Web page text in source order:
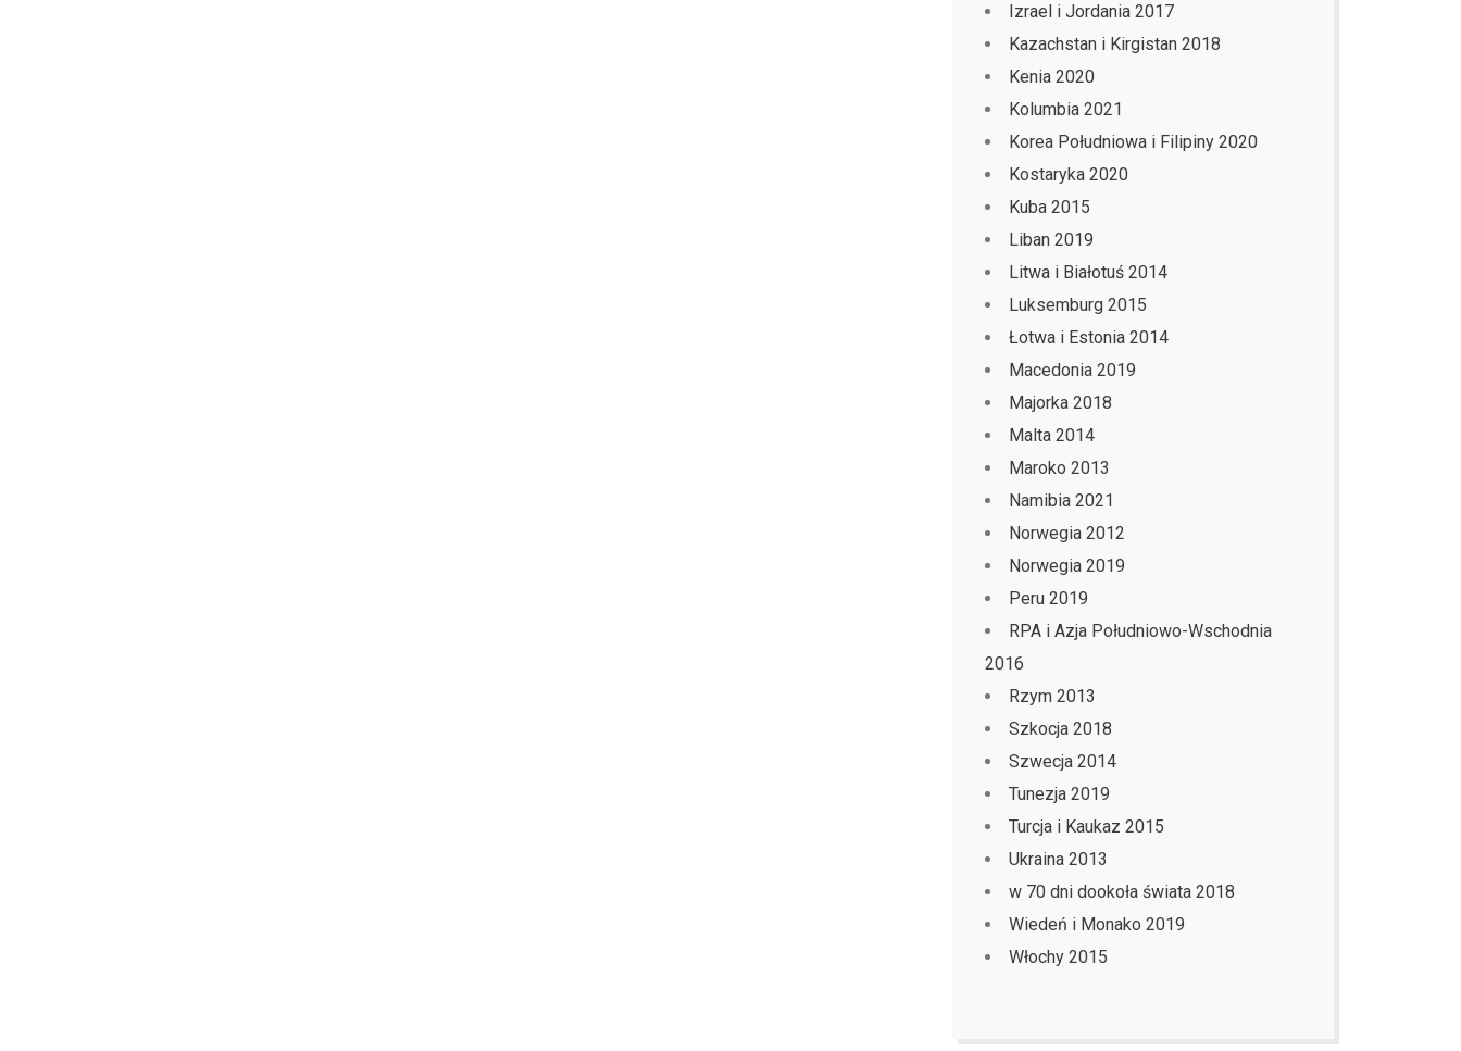
Izrael i Jordania 2017
Kazachstan i Kirgistan 2018
Kenia 2020
Kolumbia 2021
Korea Południowa i Filipiny 2020
Kostaryka 2020
Kuba 2015
Liban 2019
Litwa i Białotuś 2014
Luksemburg 2015
Łotwa i Estonia 2014
Macedonia 2019
Majorka 2018
Malta 2014
Maroko 2013
Namibia 2021
Norwegia 2012
Norwegia 2019
Peru 2019
RPA i Azja Południowo-Wschodnia
2016
Rzym 2013
Szkocja 2018
Szwecja 2014
Tunezja 2019
Turcja i Kaukaz 2015
Ukraina 2013
w 70 dni dookoła świata 2018
Wiedeń i Monako 2019
Włochy 2015